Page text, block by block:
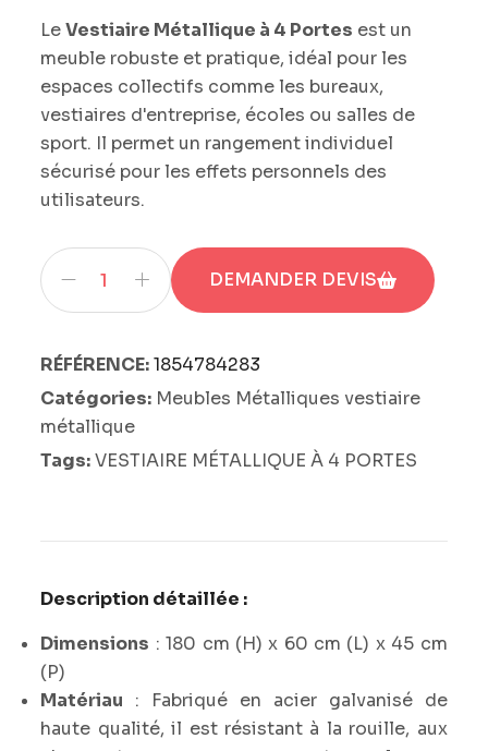
LeVestiaire Métallique à 4 Portes est un
meuble robuste et pratique, idéal pour les
espaces collectifs comme les bureaux,
vestiaires d'entreprise, écoles ou salles de
sport. Il permet un rangement individuel
sécurisé pour les effets personnels des
utilisateurs.
DEMANDER DEVIS
RÉFÉRENCE: 1854784283
Catégories: Meubles Métalliques vestiaire
métallique
Tags:VESTIAIRE MÉTALLIQUE À 4 PORTES
Description détaillée :
Dimensions : 180 cm (H) x 60 cm (L) x 45 cm
(P)
Matériau : Fabriqué en acier galvanisé de
haute qualité, il est résistant à la rouille, aux